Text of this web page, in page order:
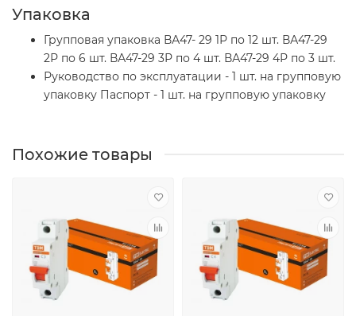
Упаковка
Групповая упаковка ВА47- 29 1Р по 12 шт. ВА47-29
2Р по 6 шт. ВА47-29 3Р по 4 шт. ВА47-29 4Р по 3 шт.
Руководство по эксплуатации - 1 шт. на групповую
упаковку Паспорт - 1 шт. на групповую упаковку
Похожие товары